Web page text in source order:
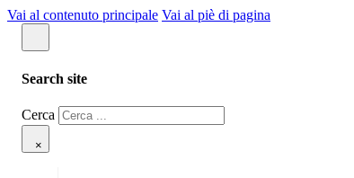
Vai al contenuto principale Vai al piè di pagina
Search site
Cerca
×